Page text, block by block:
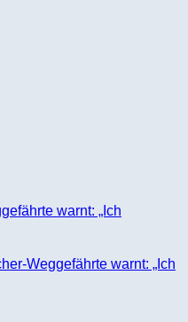
Weggefährte warnt: „Ich